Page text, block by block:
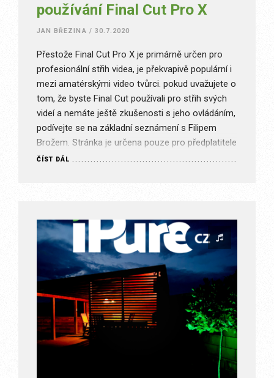
používání Final Cut Pro X
JAN BŘEZINA / 30.7.2020
Přestože Final Cut Pro X je primárně určen pro
profesionální střih videa, je překvapivě populární i
mezi amatérskými video tvůrci. pokud uvažujete o
tom, že byste Final Cut používali pro střih svých
videí a nemáte ještě zkušenosti s jeho ovládáním,
podívejte se na základní seznámení s Filipem
Brožem. Stránka je určena pouze pro předplatitele
s…
ČÍST DÁL